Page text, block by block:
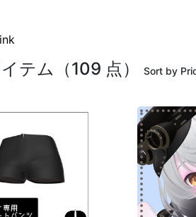
テム（109 点） Sort by